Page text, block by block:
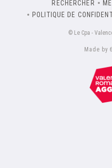
RECHERCHER
POLITIQUE DE
© Le Cpa -
Made by